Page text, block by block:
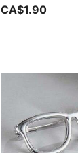
CA$1.90